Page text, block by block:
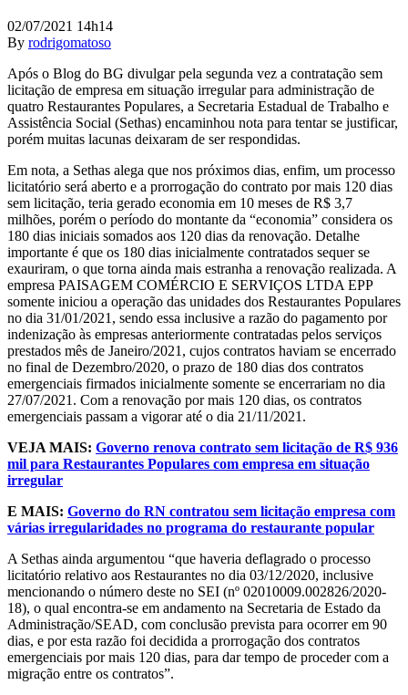
02/07/2021 14h14
By rodrigomatoso
Após o Blog do BG divulgar pela segunda vez a contratação sem
licitação de empresa em situação irregular para administração de
quatro Restaurantes Populares, a Secretaria Estadual de Trabalho e
Assistência Social (Sethas) encaminhou nota para tentar se justificar,
porém muitas lacunas deixaram de ser respondidas.
Em nota, a Sethas alega que nos próximos dias, enfim, um processo
licitatório será aberto e a prorrogação do contrato por mais 120 dias
sem licitação, teria gerado economia em 10 meses de R$ 3,7
milhões, porém o período do montante da “economia” considera os
180 dias iniciais somados aos 120 dias da renovação. Detalhe
importante é que os 180 dias inicialmente contratados sequer se
exauriram, o que torna ainda mais estranha a renovação realizada. A
empresa PAISAGEM COMÉRCIO E SERVIÇOS LTDA EPP
somente iniciou a operação das unidades dos Restaurantes Populares
no dia 31/01/2021, sendo essa inclusive a razão do pagamento por
indenização às empresas anteriormente contratadas pelos serviços
prestados mês de Janeiro/2021, cujos contratos haviam se encerrado
no final de Dezembro/2020, o prazo de 180 dias dos contratos
emergenciais firmados inicialmente somente se encerrariam no dia
27/07/2021. Com a renovação por mais 120 dias, os contratos
emergenciais passam a vigorar até o dia 21/11/2021.
VEJA MAIS: Governo renova contrato sem licitação de R$ 936
mil para Restaurantes Populares com empresa em situação
irregular
E MAIS: Governo do RN contratou sem licitação empresa com
várias irregularidades no programa do restaurante popular
A Sethas ainda argumentou “que haveria deflagrado o processo
licitatório relativo aos Restaurantes no dia 03/12/2020, inclusive
mencionando o número deste no SEI (nº 02010009.002826/2020-
18), o qual encontra-se em andamento na Secretaria de Estado da
Administração/SEAD, com conclusão prevista para ocorrer em 90
dias, e por esta razão foi decidida a prorrogação dos contratos
emergenciais por mais 120 dias, para dar tempo de proceder com a
migração entre os contratos”.